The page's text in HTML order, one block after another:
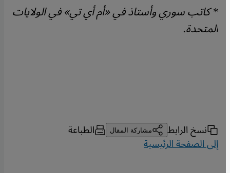
* كاتب سوري وأستاذ في «أم أي تي» في الولايات
المتحدة.
نسخ الرابط مشاركة المقال الطباعة
إلى الصفحة الرئيسية